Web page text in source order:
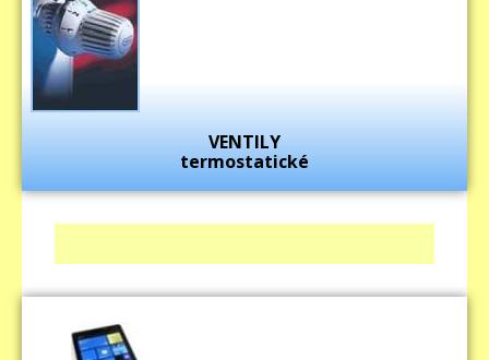
VENTILY
termostatické